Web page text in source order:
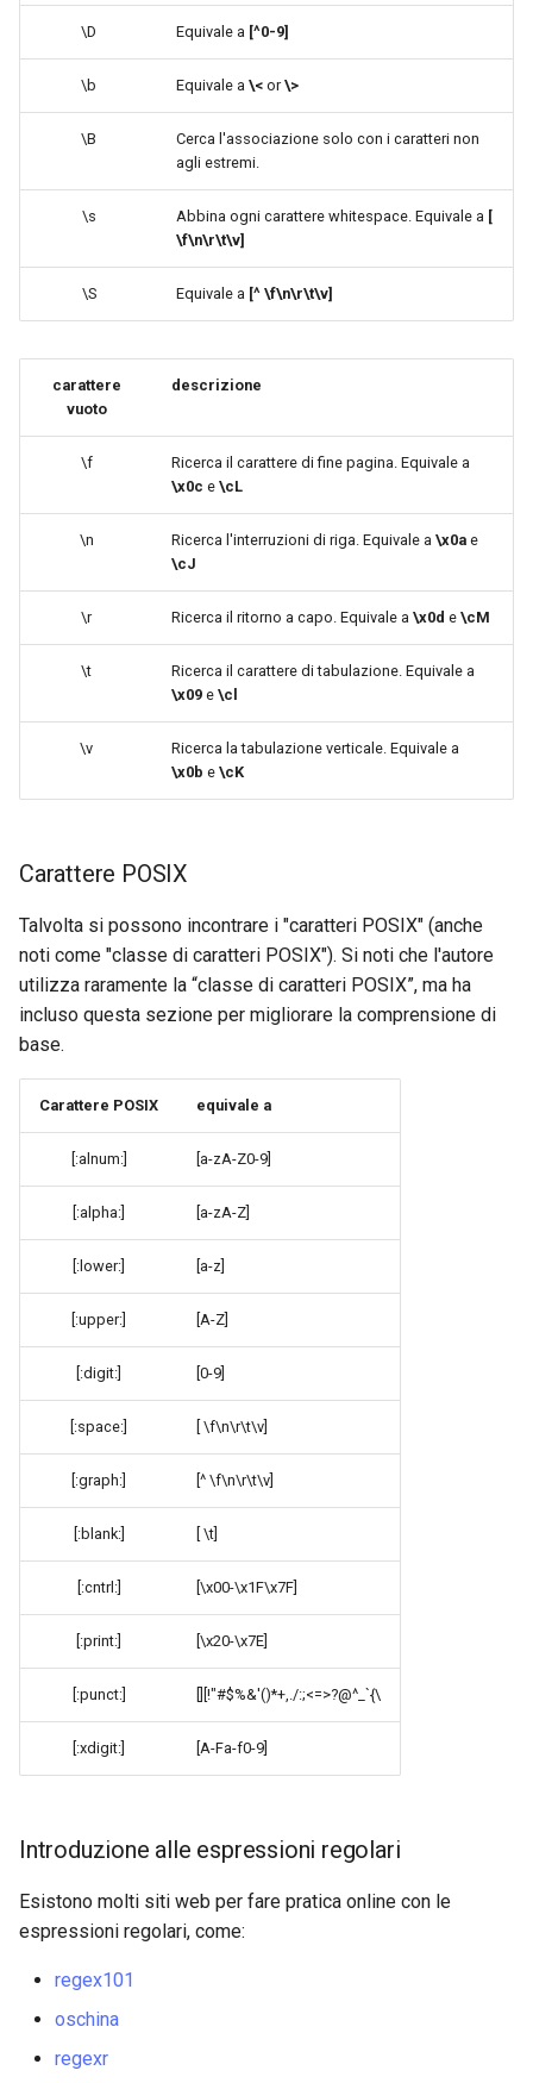
\D Equivale a [^0-9]
\b Equivale a \< or\>
\B
Cerca l'associazione solo con i caratteri non
agli estremi.
\s Abbina ogni carattere whitespace. Equivale a [
\f\n\r\t\v]
\S Equivale a [^ \f\n\r\t\v]
carattere
vuoto
descrizione
\f
Ricerca il carattere di fine pagina. Equivale a
\x0c e \cL
\n Ricerca l'interruzioni di riga. Equivale a \x0a e
\cJ
\r Ricerca il ritorno a capo. Equivale a \x0d e \cM
\t
Ricerca il carattere di tabulazione. Equivale a
\x09 e \cl
\v
Ricerca la tabulazione verticale. Equivale a
\x0b e \cK
Carattere POSIX
Talvolta si possono incontrare i "caratteri POSIX" (anche
noti come "classe di caratteri POSIX"). Si noti che l'autore
utilizza raramente la “classe di caratteri POSIX”, ma ha
incluso questa sezione per migliorare la comprensione di
base.
Carattere POSIX equivale a
[:alnum:] [a-zA-Z0-9]
[:alpha:] [a-zA-Z]
[:lower:] [a-z]
[:upper:] [A-Z]
[:digit:] [0-9]
[:space:] [ \f\n\r\t\v]
[:graph:] [^ \f\n\r\t\v]
[:blank:] [ \t]
[:cntrl:] [\x00-\x1F\x7F]
[:print:] [\x20-\x7E]
[:punct:] [][!"#$%&'()*+,./:;<=>?@^_`{\
[:xdigit:] [A-Fa-f0-9]
Introduzione alle espressioni regolari
Esistono molti siti web per fare pratica online con le
espressioni regolari, come:
regex101
oschina
regexr